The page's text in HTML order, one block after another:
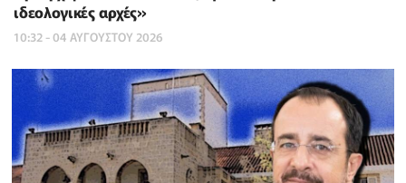
ιδεολογικές αρχές»
10:32 - 04 ΑΥΓΟΥΣΤΟΥ 2026